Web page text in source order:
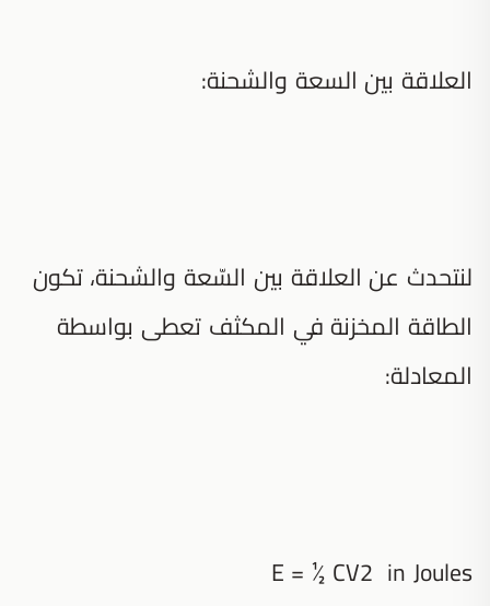
العلاقة بين السعة والشحنة:
لنتحدث عن العلاقة بين السّعة والشحنة، تكون
الطاقة المخزنة في المكثف تعطى بواسطة
المعادلة:
E = ½ CV2 in Joules